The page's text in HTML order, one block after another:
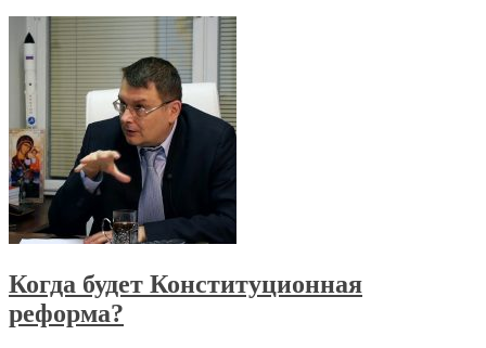
Когда будет Конституционная
реформа?